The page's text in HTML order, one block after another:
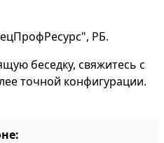
РБ.
беседку, свяжитесь с
точной конфигурации.